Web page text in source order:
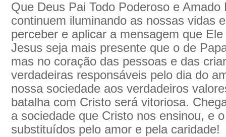
Que Deus Pai Todo Poderoso e
continuem iluminando as nossas vidas
perceber e aplicar a mensagem que
Jesus seja mais presente que o de
mas no coração das pessoas e das
verdadeiras responsáveis pelo dia do
nossa sociedade aos verdadeiros
batalha com Cristo será vitoriosa.
a sociedade que Cristo nos ensinou, e
substituídos pelo amor e pela caridade!